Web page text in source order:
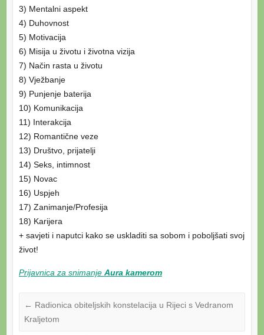
3) Mentalni aspekt
4) Duhovnost
5) Motivacija
6) Misija u životu i životna vizija
7) Način rasta u životu
8) Vježbanje
9) Punjenje baterija
10) Komunikacija
11) Interakcija
12) Romantične veze
13) Društvo, prijatelji
14) Seks, intimnost
15) Novac
16) Uspjeh
17) Zanimanje/Profesija
18) Karijera
+ savjeti i naputci kako se uskladiti sa sobom i poboljšati svoj
život!
Prijavnica za snimanje Aura kamerom
← Radionica obiteljskih konstelacija u Rijeci s Vedranom
Kraljetom